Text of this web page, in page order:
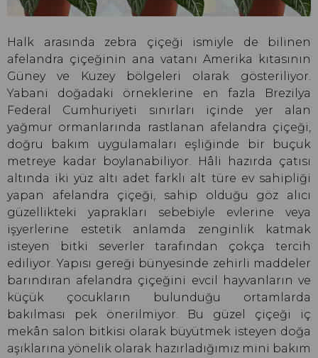
Halk arasında zebra çiçeği ismiyle de bilinen
afelandra çiçeğinin ana vatanı Amerika kıtasının
Güney ve Kuzey bölgeleri olarak gösteriliyor.
Yabani doğadaki örneklerine en fazla Brezilya
Federal Cumhuriyeti sınırları içinde yer alan
yağmur ormanlarında rastlanan afelandra çiçeği,
doğru bakım uygulamaları eşliğinde bir buçuk
metreye kadar boylanabiliyor. Hâli hazırda çatısı
altında iki yüz altı adet farklı alt türe ev sahipliği
yapan afelandra çiçeği, sahip olduğu göz alıcı
güzellikteki yaprakları sebebiyle evlerine veya
işyerlerine estetik anlamda zenginlik katmak
isteyen bitki severler tarafından çokça tercih
ediliyor. Yapısı gereği bünyesinde zehirli maddeler
barındıran afelandra çiçeğini evcil hayvanların ve
küçük çocukların bulunduğu ortamlarda
bakılması pek önerilmiyor. Bu güzel çiçeği iç
mekân salon bitkisi olarak büyütmek isteyen doğa
aşıklarına yönelik olarak hazırladığımız mini bakım